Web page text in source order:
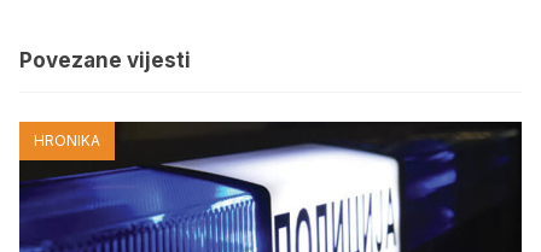
Povezane vijesti
HRONIKA